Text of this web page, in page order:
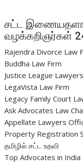
சட்ட
வழக்கறிஞர்கள்
Rajendra Divorce Law
Buddha Law Firm
Justice League
LegaVista Law Firm
Legacy Family Court
Ask Advocates Law
Appellate Lawyers
Property Registration
தமிழில் சட்ட உதவி
Top Advocates in India